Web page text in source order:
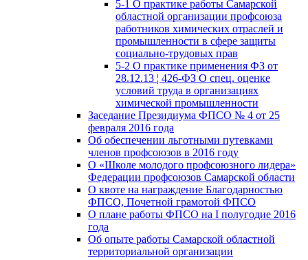
5-1 О практике работы Самарской
областной организации профсоюза
работников химических отраслей и
промышленности в сфере защиты
социально-трудовых прав
5-2 О практике применения ФЗ от
28.12.13 ¦ 426-ФЗ О спец. оценке
условий труда в организациях
химической промышленности
Заседание Президиума ФПСО № 4 от 25
февраля 2016 года
Об обеспечении льготными путевками
членов профсоюзов в 2016 году
О «Школе молодого профсоюзного лидера»
Федерации профсоюзов Самарской области
О квоте на награждение Благодарностью
ФПСО, Почетной грамотой ФПСО
О плане работы ФПСО на I полугодие 2016
года
Об опыте работы Самарской областной
территориальной организации